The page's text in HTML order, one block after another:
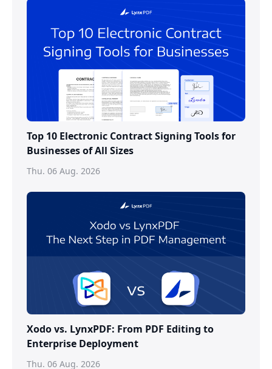
Top 10 Electronic Contract Signing Tools for
Businesses of All Sizes
Thu. 06 Aug. 2026
Xodo vs. LynxPDF: From PDF Editing to
Enterprise Deployment
Thu. 06 Aug. 2026